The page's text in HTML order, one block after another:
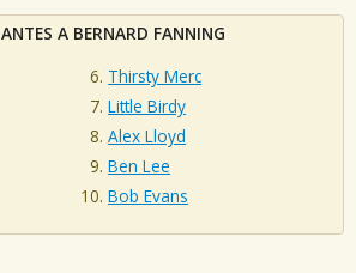
A BERNARD FANNING
Thirsty Merc
Little Birdy
Alex Lloyd
Ben Lee
Bob Evans